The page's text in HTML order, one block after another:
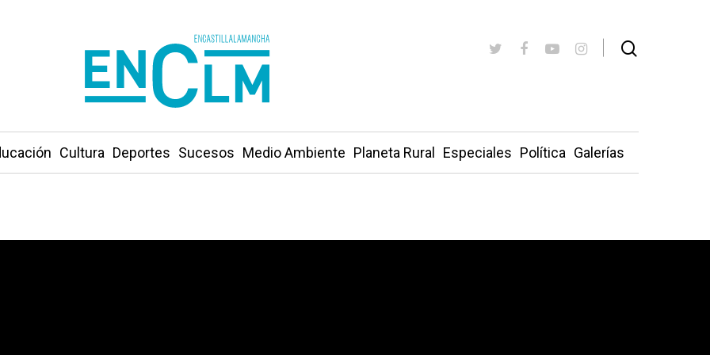
Cultura Deportes Sucesos Medio Ambiente Planeta Rural Especiales Política Galerías